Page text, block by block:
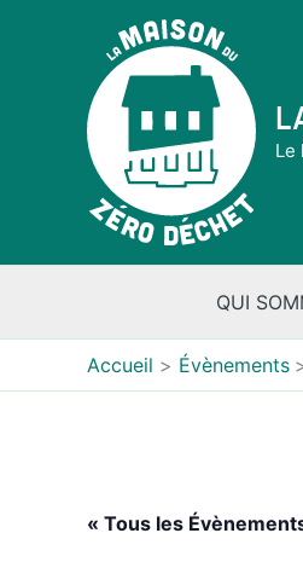
Le
QUI
Accueil Évènements
« Tous les